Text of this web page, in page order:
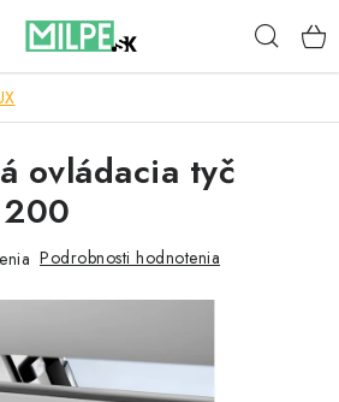
ovládacia tyč
200
Podrobnosti hodnotenia